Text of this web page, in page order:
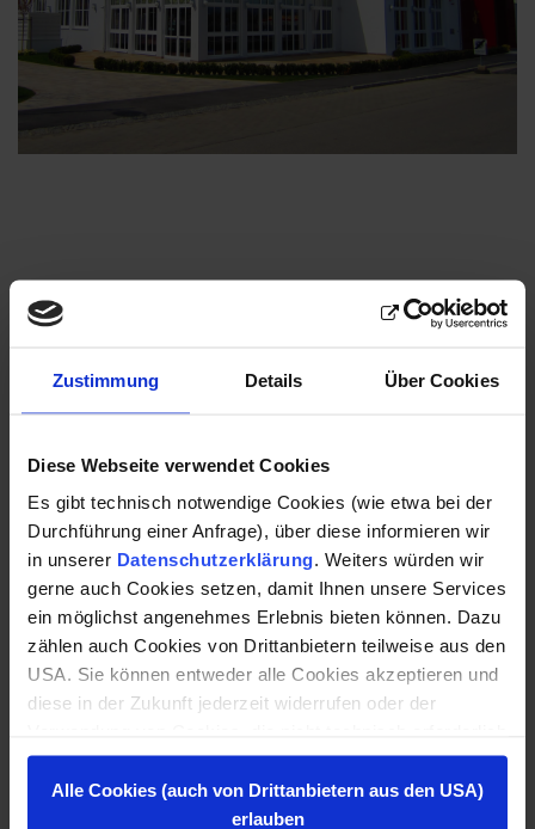
Zustimmung Details Über Cookies
Diese Webseite verwendet Cookies
Es gibt technisch notwendige Cookies (wie etwa bei der
Durchführung einer Anfrage), über diese informieren wir
in unserer Datenschutzerklärung. Weiters würden wir
gerne auch Cookies setzen, damit Ihnen unsere Services
ein möglichst angenehmes Erlebnis bieten können. Dazu
zählen auch Cookies von Drittanbietern teilweise aus den
USA. Sie können entweder alle Cookies akzeptieren und
diese in der Zukunft jederzeit widerrufen oder der
sind, widersprechen. Zu den Anbietern aus der USA: Sie
können diese auch einzeln abwählen oder zulassen. Der
Hintergrund dazu ist, dass es in den USA kein dem
Alle Cookies (auch von Drittanbietern aus den USA)
erlauben
Kontakt
Sie planen ein Bauprojekt im Burgenland oder
Ostösterreich? Als erfahrene Baufirma aus
termintreu um. Kontaktieren Sie uns – wir freuen uns
auf Ihre Anfrage.
Ihr verlässlicher Baumeister im Burgenland:
kompetent, nah und erreichbar.
PFNIER & CO GMBH
Gymnasiumstraße 15
7350 Oberpullendorf
02612/422 58-170